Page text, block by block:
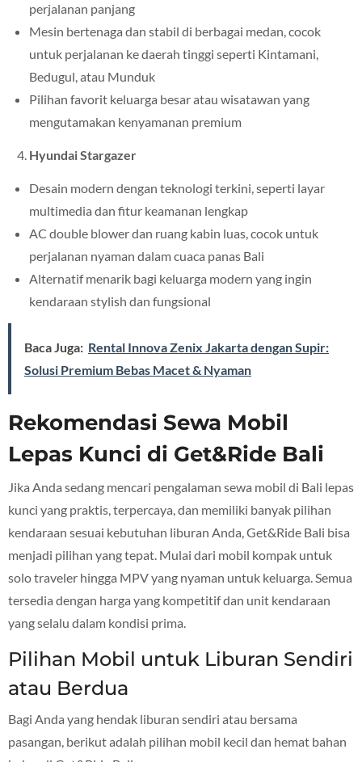
perjalanan panjang
Mesin bertenaga dan stabil di berbagai medan, cocok
untuk perjalanan ke daerah tinggi seperti Kintamani,
Bedugul, atau Munduk
Pilihan favorit keluarga besar atau wisatawan yang
mengutamakan kenyamanan premium
Hyundai Stargazer
Desain modern dengan teknologi terkini, seperti layar
multimedia dan fitur keamanan lengkap
AC double blower dan ruang kabin luas, cocok untuk
perjalanan nyaman dalam cuaca panas Bali
Alternatif menarik bagi keluarga modern yang ingin
kendaraan stylish dan fungsional
Baca Juga: Rental Innova Zenix Jakarta dengan Supir:
Solusi Premium Bebas Macet & Nyaman
Rekomendasi Sewa Mobil
Lepas Kunci di Get&Ride Bali
Jika Anda sedang mencari pengalaman sewa mobil di Bali lepas
kunci yang praktis, terpercaya, dan memiliki banyak pilihan
kendaraan sesuai kebutuhan liburan Anda, Get&Ride Bali bisa
menjadi pilihan yang tepat. Mulai dari mobil kompak untuk
solo traveler hingga MPV yang nyaman untuk keluarga. Semua
tersedia dengan harga yang kompetitif dan unit kendaraan
yang selalu dalam kondisi prima.
Pilihan Mobil untuk Liburan Sendiri
atau Berdua
Bagi Anda yang hendak liburan sendiri atau bersama
pasangan, berikut adalah pilihan mobil kecil dan hemat bahan